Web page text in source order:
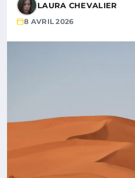
LAURA CHEVALIER
8 AVRIL 2026